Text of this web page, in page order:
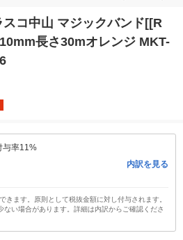
スコ中山 マジックバンド[[R
長さ30mオレンジ MKT-
与率11%
内訳を見る
きます。原則として税抜金額に対し付与されます。
い場合があります。詳細は内訳からご確認くださ